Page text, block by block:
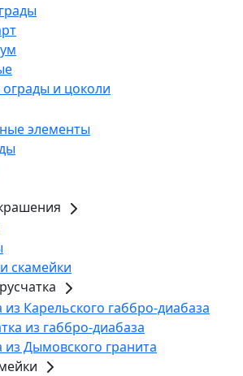
и цоколи
элементы
скамейки
из Карельского габбро-диабаза
из габбро-диабаза
из Дымовского гранита